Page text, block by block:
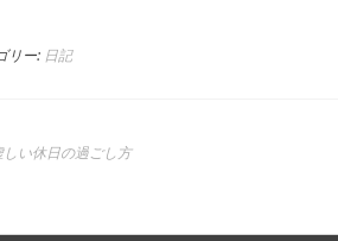
リー: 日記
しい休日の過ごし方